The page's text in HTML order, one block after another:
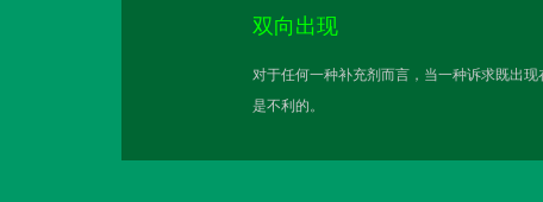
双向出现
对于任何一种补充剂而言，当一种诉求既出
是不利的。